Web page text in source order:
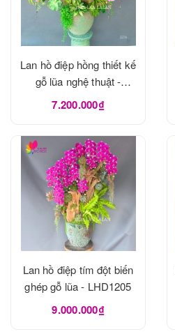
Lan hồ điệp hồng thiết kế
gỗ lũa nghệ thuật -
LHD1273
7.200.000₫
Lan hồ điệp tím đột biến
ghép gỗ lũa - LHD1205
9.000.000₫